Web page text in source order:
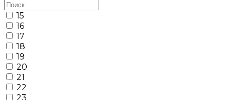
15
16
17
18
19
20
21
22
23